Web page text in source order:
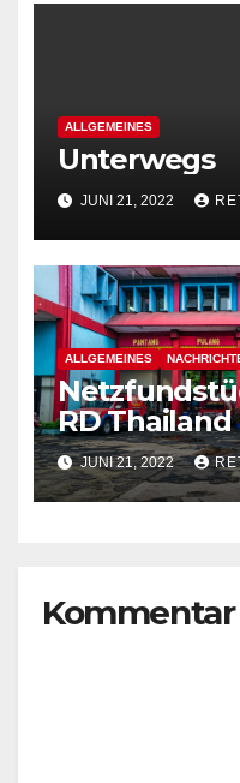
ALLGEMEINES
Unterwegs
JUNI 21, 2022
ALLGEMEINES
RD Thailand
JUNI 21, 2022